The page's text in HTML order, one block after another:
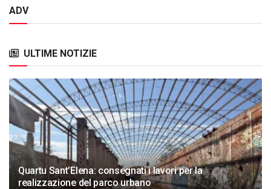
ADV
ULTIME NOTIZIE
Quartu Sant’Elena: consegnati i lavori per la
realizzazione del parco urbano